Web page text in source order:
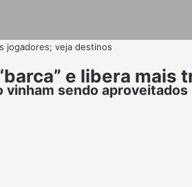
jogadores; veja destinos
e libera mais
vinham sendo aproveitados